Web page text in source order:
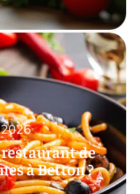
de
à Betton ?